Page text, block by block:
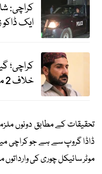
کراچی:
ایک
کراچی؛
خلاف 2 مقدمات کا فیصلہ مؤخر
تحقیقات کے مطابق دونوں
ڈاڈا گروپ سے ہے جو کراچی
موٹر سائیکل چوری کی